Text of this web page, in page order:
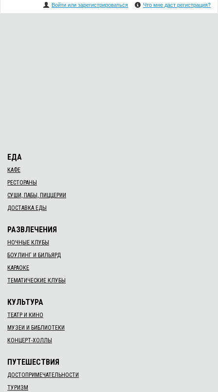
Войти или зарегистрироваться Что мне даст регистрация?
ЕДА
КАФЕ
РЕСТОРАНЫ
СУШИ, ПАБЫ, ПИЦЦЕРИИ
ДОСТАВКА ЕДЫ
РАЗВЛЕЧЕНИЯ
НОЧНЫЕ КЛУБЫ
БОУЛИНГ И БИЛЬЯРД
КАРАОКЕ
ТЕМАТИЧЕСКИЕ КЛУБЫ
КУЛЬТУРА
ТЕАТР И КИНО
МУЗЕИ И БИБЛИОТЕКИ
КОНЦЕРТ-ХОЛЛЫ
ПУТЕШЕСТВИЯ
ДОСТОПРИМЕЧАТЕЛЬНОСТИ
ТУРИЗМ